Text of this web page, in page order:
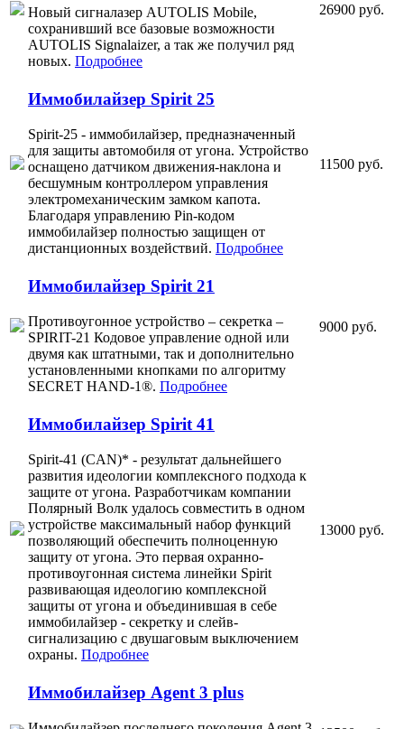
Новый сигналазер AUTOLIS Mobile,
сохранивший все базовые возможности
AUTOLIS Signalaizer, а так же получил ряд
новых. Подробнее
26900 руб.
Иммобилайзер Spirit 25
Spirit-25 - иммобилайзер, предназначенный
для защиты автомобиля от угона. Устройство
оснащено датчиком движения-наклона и
бесшумным контроллером управления
электромеханическим замком капота.
Благодаря управлению Pin-кодом
иммобилайзер полностью защищен от
дистанционных воздействий. Подробнее
11500 руб.
Иммобилайзер Spirit 21
Противоугонное устройство – секретка –
SPIRIT-21 Кодовое управление одной или
двумя как штатными, так и дополнительно
установленными кнопками по алгоритму
SECRET HAND-1®. Подробнее
9000 руб.
Иммобилайзер Spirit 41
Spirit-41 (CAN)* - результат дальнейшего
развития идеологии комплексного подхода к
защите от угона. Разработчикам компании
Полярный Волк удалось совместить в одном
устройстве максимальный набор функций
позволяющий обеспечить полноценную
защиту от угона. Это первая охранно-
противоугонная система линейки Spirit
развивающая идеологию комплексной
защиты от угона и объединившая в себе
иммобилайзер - секретку и слейв-
сигнализацию с двушаговым выключением
охраны. Подробнее
13000 руб.
Иммобилайзер Agent 3 plus